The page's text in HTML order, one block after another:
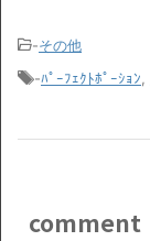
-その他
-ﾊﾟｰﾌｪｸﾄﾎﾟｰｼｮﾝ
comment